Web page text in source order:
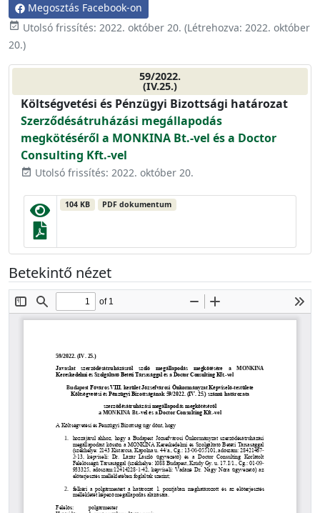
Megosztás Facebook-on
event_available Utolsó frissítés: 2022. október 20. (Létrehozva: 2022. október
20.)
59/2022.
(IV.25.)
Költségvetési és Pénzügyi Bizottsági határozat
Szerződésátruházási megállapodás
megkötéséről a MONKINA Bt.-vel és a Doctor
Consulting Kft.-vel
event_available Utolsó frissítés: 2022. október 20.
104 KB PDF dokumentum
Betekintő nézet